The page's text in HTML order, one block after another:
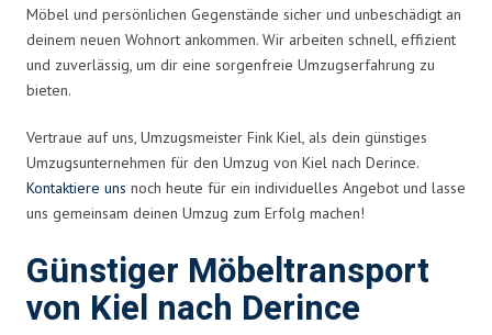
Möbel und persönlichen Gegenstände sicher und unbeschädigt an
deinem neuen Wohnort ankommen. Wir arbeiten schnell, effizient
und zuverlässig, um dir eine sorgenfreie Umzugserfahrung zu
bieten.
Vertraue auf uns, Umzugsmeister Fink Kiel, als dein günstiges
Umzugsunternehmen für den Umzug von Kiel nach Derince.
Kontaktiere uns noch heute für ein individuelles Angebot und lasse
uns gemeinsam deinen Umzug zum Erfolg machen!
Günstiger Möbeltransport
von Kiel nach Derince